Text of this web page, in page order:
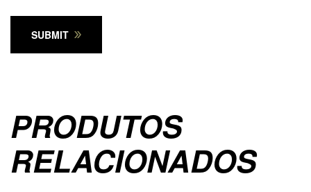
SUBMIT
PRODUTOS
RELACIONADOS